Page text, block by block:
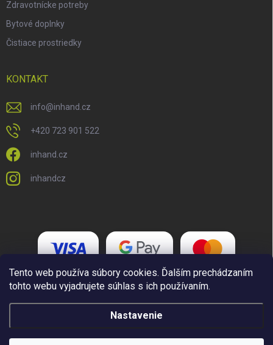
Tento web používa súbory cookies. Ďalším prechádzaním
tohto webu vyjadrujete súhlas s ich používaním.
Nastavenie
Zdravotnícke potreby
Bytové doplnky
Čistiace prostriedky
KONTAKT
info@inhand.cz
+420 723 901 522
inhand.cz
inhandcz
Copyright 2026Inhand.cz. Všetky práva vyhradené.Upraviť nastavenie